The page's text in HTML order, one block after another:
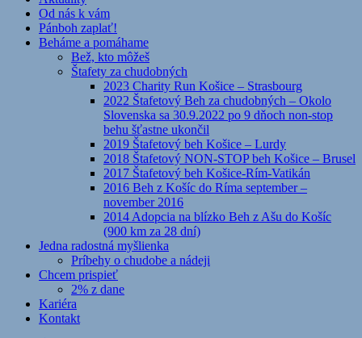
Od nás k vám
Pánboh zaplať!
Beháme a pomáhame
Bež, kto môžeš
Štafety za chudobných
2023 Charity Run Košice – Strasbourg
2022 Štafetový Beh za chudobných – Okolo
Slovenska sa 30.9.2022 po 9 dňoch non-stop
behu šťastne ukončil
2019 Štafetový beh Košice – Lurdy
2018 Štafetový NON-STOP beh Košice – Brusel
2017 Štafetový beh Košice-Rím-Vatikán
2016 Beh z Košíc do Ríma september –
november 2016
2014 Adopcia na blízko Beh z Ašu do Košíc
(900 km za 28 dní)
Jedna radostná myšlienka
Príbehy o chudobe a nádeji
Chcem prispieť
2% z dane
Kariéra
Kontakt